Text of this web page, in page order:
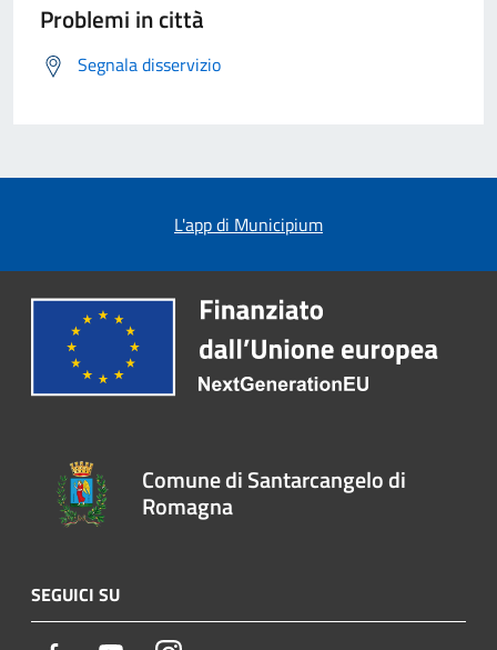
Problemi in città
Segnala disservizio
L'app di Municipium
Comune di Santarcangelo di
Romagna
SEGUICI SU